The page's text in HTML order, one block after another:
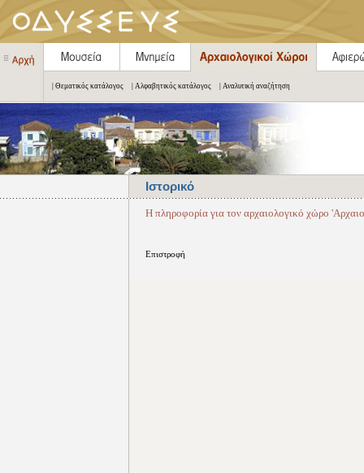
| Θεματικός κατάλογος | Αλφαβητικός κατάλογος | Αναλυτική αναζήτηση
Ιστορικό
Η πληροφορία για τον αρχαιολογικό χώρο
Επιστροφή